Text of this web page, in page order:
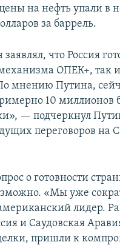
на нефть упали в
за баррель.
что Россия
ОПЕК+, так
мнению Путина,
10 миллионов
— подчеркнул
переговоров на
о готовности
«Мы уже
лидер.
и Саудовская
пришли к